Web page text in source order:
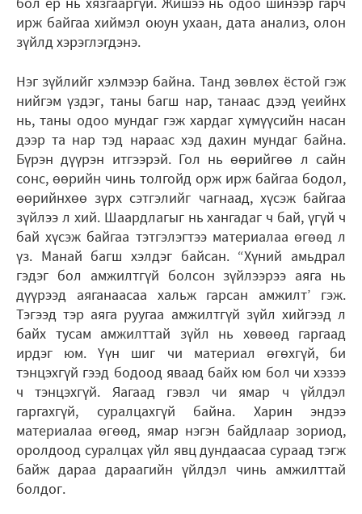
ирж байгаа хиймэл оюун ухаан, дата анализ, олон
зүйлд хэрэглэгдэнэ.
Нэг зүйлийг хэлмээр байна. Танд зөвлөх ёстой гэж
нийгэм үздэг, таны багш нар, танаас дээд үеийнх
нь, таны одоо мундаг гэж хардаг хүмүүсийн насан
дээр та нар тэд нараас хэд дахин мундаг байна.
Бүрэн дүүрэн итгээрэй. Гол нь өөрийгөө л сайн
сонс, өөрийн чинь толгойд орж ирж байгаа бодол,
өөрийнхөө зүрх сэтгэлийг чагнаад, хүсэж байгаа
зүйлээ л хий. Шаардлагыг нь хангадаг ч бай, үгүй ч
бай хүсэж байгаа тэтгэлэгтээ материалаа өгөөд л
үз. Манай багш хэлдэг байсан. “Хүний амьдрал
гэдэг бол амжилтгүй болсон зүйлээрээ аяга нь
дүүрээд аяганаасаа хальж гарсан амжилт’ гэж.
Тэгээд тэр аяга руугаа амжилтгүй зүйл хийгээд л
байх тусам амжилттай зүйл нь хөвөөд гаргаад
ирдэг юм. Үүн шиг чи материал өгөхгүй, би
тэнцэхгүй гээд бодоод яваад байх юм бол чи хэзээ
ч тэнцэхгүй. Яагаад гэвэл чи ямар ч үйлдэл
гаргахгүй, суралцахгүй байна. Харин эндээ
материалаа өгөөд, ямар нэгэн байдлаар зориод,
оролдоод суралцах үйл явц дундаасаа сураад тэгж
байж дараа дараагийн үйлдэл чинь амжилттай
болдог.